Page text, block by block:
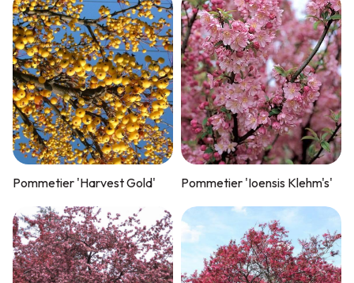
Pommetier 'Harvest Gold' Pommetier 'Ioensis Klehm's'